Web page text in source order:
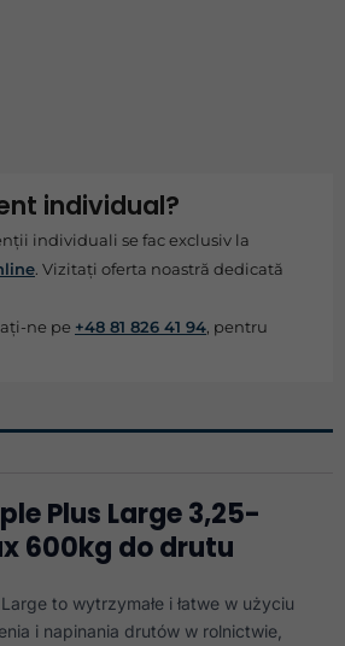
individual?
individuali se fac exclusiv la
. Vizitați oferta noastră dedicată
ne pe +48 81 826 41 94, pentru
Plus Large 3,25-
600kg do drutu
to wytrzymałe i łatwe w użyciu
i napinania drutów w rolnictwie,